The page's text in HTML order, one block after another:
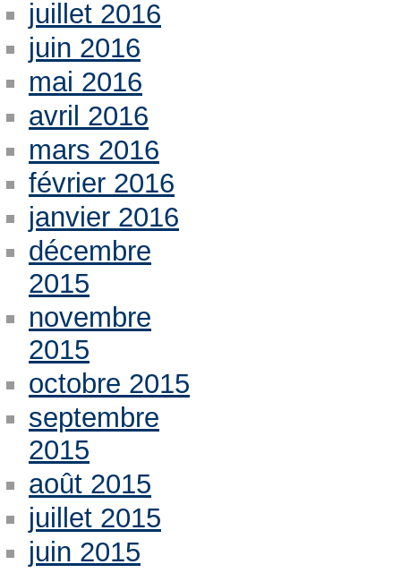
juillet 2016
juin 2016
mai 2016
avril 2016
mars 2016
février 2016
janvier 2016
décembre
2015
novembre
2015
octobre 2015
septembre
2015
août 2015
juillet 2015
juin 2015